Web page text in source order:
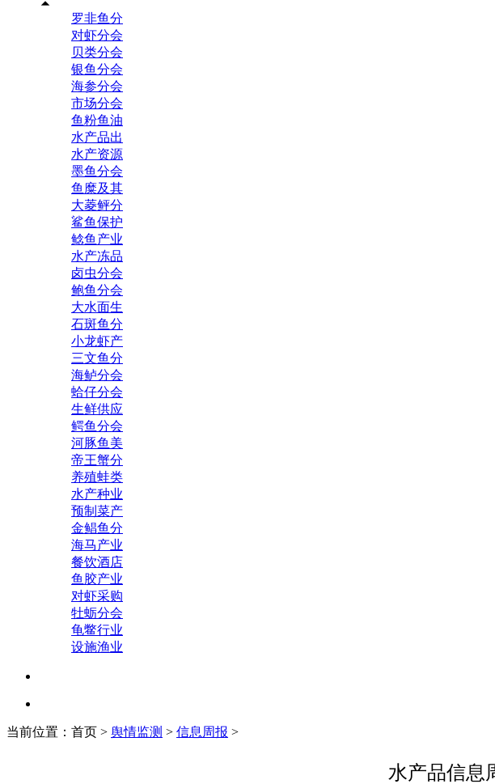

罗非鱼分
对虾分会
贝类分会
银鱼分会
海参分会
市场分会
鱼粉鱼油
水产品出
水产资源
墨鱼分会
鱼糜及其
大菱鲆分
鲨鱼保护
鲶鱼产业
水产冻品
卤虫分会
鲍鱼分会
大水面生
石斑鱼分
小龙虾产
三文鱼分
海鲈分会
蛤仔分会
生鲜供应
鳄鱼分会
河豚鱼美
帝王蟹分
养殖蛙类
水产种业
预制菜产
金鲳鱼分
海马产业
餐饮酒店
鱼胶产业
对虾采购
牡蛎分会
龟鳖行业
设施渔业
当前位置：首页 > 舆情监测 > 信息周报 >
水产品信息